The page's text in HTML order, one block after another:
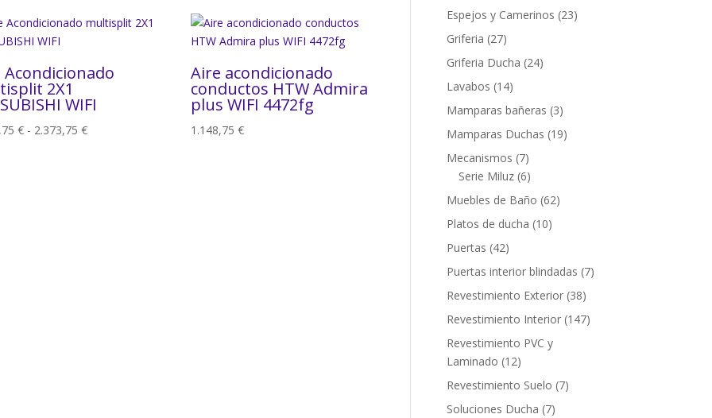
Acondicionado
2X1
WIFI
€ - 2.373,75€Rango
Aire acondicionado
conductos HTW Admira
plus WIFI 4472fg
1.148,75€
producto
Espejos y Camerinos 2323
Griferia 2727
productos
Griferia Ducha 2424
Lavabos 1414
productos
Mamparas bañeras 33
productos
Mamparas Duchas 1919
Mecanismos 77
productos
Serie Miluz 66
productos
Muebles de Baño 6262
Platos de ducha 1010
Puertas 4242
productos
Puertas interior blindadas 77
Revestimiento Exterior 3838
productos
Revestimiento Interior 147147
Revestimiento PVC y
Laminado 1212
productos
Revestimiento Suelo 77
Soluciones Ducha 77